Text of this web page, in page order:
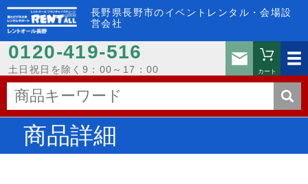
長野県長野市のイベントレンタル・会場設
営会社
0120-419-516
土日祝日を除く9：00～17：00
お問い
カート
商品詳細